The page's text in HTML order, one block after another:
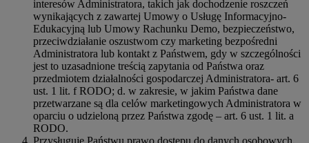
interesów Administratora, takich jak dochodzenie roszczeń
wynikających z zawartej Umowy o Usługę Informacyjno-
Edukacyjną lub Umowy Rachunku Demo, bezpieczeństwo,
przeciwdziałanie oszustwom czy marketing bezpośredni
Administratora lub kontakt z Państwem, gdy w szczególności
jest to uzasadnione treścią zapytania od Państwa oraz
przedmiotem działalności gospodarczej Administratora- art. 6
ust. 1 lit. f RODO; d. w zakresie, w jakim Państwa dane
przetwarzane są dla celów marketingowych Administratora w
oparciu o udzieloną przez Państwa zgodę – art. 6 ust. 1 lit. a
RODO.
Przysługuje Państwu prawo dostępu do danych osobowych,